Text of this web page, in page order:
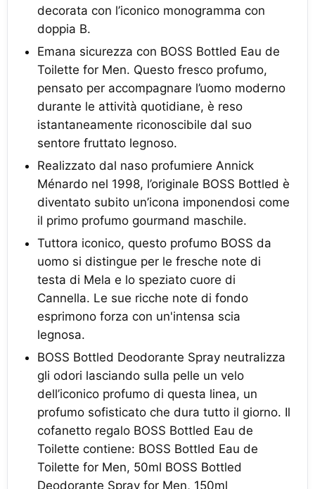
decorata con l’iconico monogramma con
doppia B.
Emana sicurezza con BOSS Bottled Eau de
Toilette for Men. Questo fresco profumo,
pensato per accompagnare l’uomo moderno
durante le attività quotidiane, è reso
istantaneamente riconoscibile dal suo
sentore fruttato legnoso.
Realizzato dal naso profumiere Annick
Ménardo nel 1998, l’originale BOSS Bottled è
diventato subito un’icona imponendosi come
il primo profumo gourmand maschile.
Tuttora iconico, questo profumo BOSS da
uomo si distingue per le fresche note di
testa di Mela e lo speziato cuore di
Cannella. Le sue ricche note di fondo
esprimono forza con un'intensa scia
legnosa.
BOSS Bottled Deodorante Spray neutralizza
gli odori lasciando sulla pelle un velo
dell’iconico profumo di questa linea, un
profumo sofisticato che dura tutto il giorno. Il
cofanetto regalo BOSS Bottled Eau de
Toilette contiene: BOSS Bottled Eau de
Toilette for Men, 50ml BOSS Bottled
Deodorante Spray for Men, 150ml